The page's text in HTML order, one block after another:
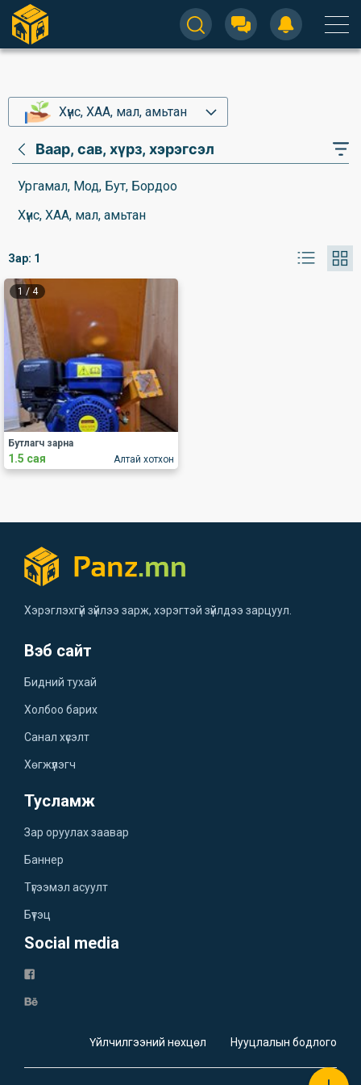
Хүнс, ХАА, мал, амьтан
Ваар, сав, хүрз, хэрэгсэл
Ургамал, Мод, Бут, Бордоо
Хүнс, ХАА, мал, амьтан
Зар: 1
1 / 4
Алтай хотхон
Бутлагч зарна
1.5 сая
Хэрэглэхгүй зүйлээ зарж, хэрэгтэй зүйлдээ зарцуул.
Вэб сайт
Бидний тухай
Холбоо барих
Санал хүсэлт
Хөгжүүлэгч
Тусламж
Зар оруулах заавар
Баннер
Түгээмэл асуулт
Бүтэц
Social media
Үйлчилгээний нөхцөл Нууцлалын бодлого